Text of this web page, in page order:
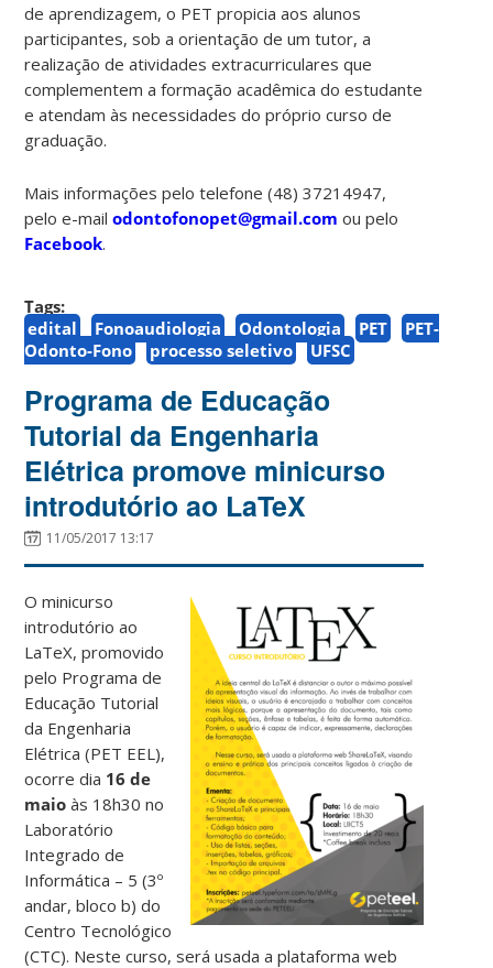
de aprendizagem, o PET propicia aos alunos
participantes, sob a orientação de um tutor, a
realização de atividades extracurriculares que
complementem a formação acadêmica do estudante
e atendam às necessidades do próprio curso de
graduação.
Mais informações pelo telefone (48) 37214947,
pelo e-mailodontofonopet@gmail.com ou pelo
Facebook.
Tags:
edital
Fonoaudiologia Odontologia PET
PET-
Odonto-Fono
processo seletivo UFSC
Programa de Educação
Tutorial da Engenharia
Elétrica promove minicurso
introdutório ao LaTeX
11/05/2017 13:17
O minicurso
introdutório ao
LaTeX, promovido
pelo Programa de
Educação Tutorial
da Engenharia
Elétrica (PET EEL),
ocorre dia 16 de
maio às 18h30 no
Laboratório
Integrado de
Informática – 5 (3º
andar, bloco b) do
Centro Tecnológico
(CTC). Neste curso, será usada a plataforma web